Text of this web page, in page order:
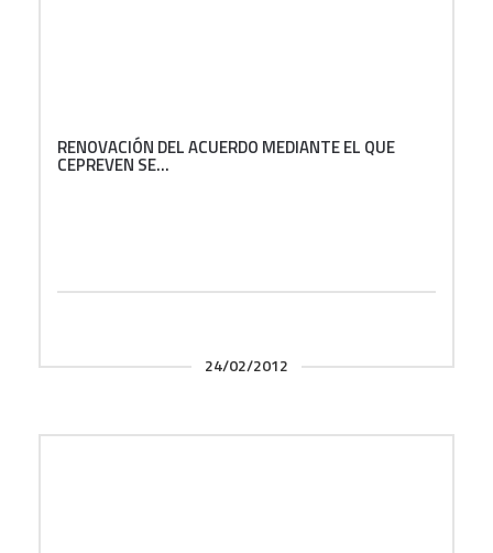
RENOVACIÓN DEL ACUERDO MEDIANTE EL QUE
CEPREVEN SE...
24/02/2012